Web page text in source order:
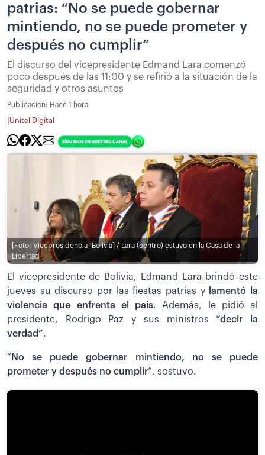
patrias: “No se puede gobernar
mintiendo, no se puede prometer y
después no cumplir”
El discurso del vicepresidente Edmand Lara comenzó
poco después de las 11:00 y se refirió a la situación de la
seguridad y otros asuntos
Publicación: Hace 1 hora
Unitel Digital
[Foto: Vicepresidencia- Bolivia] / Lara (centro) estuvo en la Casa de la
Libertad
El vicepresidente de Bolivia, Edmand Lara brindó este
jueves su discurso por las fiestas patrias y
lamentó la
violencia que enfrenta el país. Además, le pidió al
presidente, Rodrigo Paz y sus ministros“decir la
verdad”.
“ No se puede gobernar mintiendo, no se puede
prometer y después no cumplir”, sostuvo.